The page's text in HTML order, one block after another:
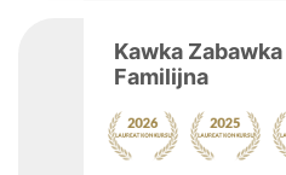
Kawka
Familijna